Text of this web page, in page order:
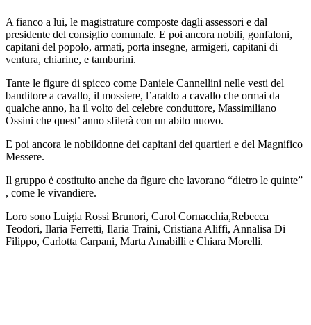
A fianco a lui, le magistrature composte dagli assessori e dal
presidente del consiglio comunale. E poi ancora nobili, gonfaloni,
capitani del popolo, armati, porta insegne, armigeri, capitani di
ventura, chiarine, e tamburini.
Tante le figure di spicco come Daniele Cannellini nelle vesti del
banditore a cavallo, il mossiere, l’araldo a cavallo che ormai da
qualche anno, ha il volto del celebre conduttore, Massimiliano
Ossini che quest’ anno sfilerà con un abito nuovo.
E poi ancora le nobildonne dei capitani dei quartieri e del Magnifico
Messere.
Il gruppo è costituito anche da figure che lavorano “dietro le quinte”
, come le vivandiere.
Loro sono Luigia Rossi Brunori, Carol Cornacchia,Rebecca
Teodori, Ilaria Ferretti, Ilaria Traini, Cristiana Aliffi, Annalisa Di
Filippo, Carlotta Carpani, Marta Amabilli e Chiara Morelli.